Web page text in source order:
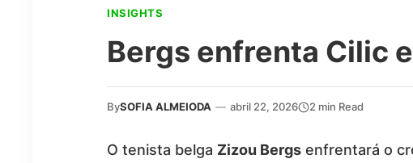
INSIGHTS
Bergs enfrenta Cilic
BySOFIA ALMEIODA — abril 22, 2026 2 min Read
O tenista belga Zizou Bergs enfrentará o